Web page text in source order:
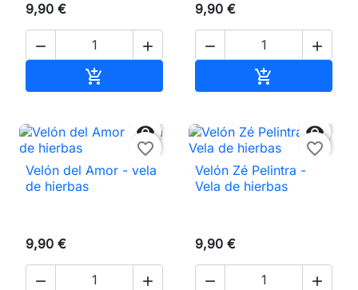
9,90 €
 

9,90 €
 


favorite_border
Velón del Amor - vela
de hierbas
9,90 €
 

favorite_border
Velón Zé Pelintra -
Vela de hierbas
9,90 €
 